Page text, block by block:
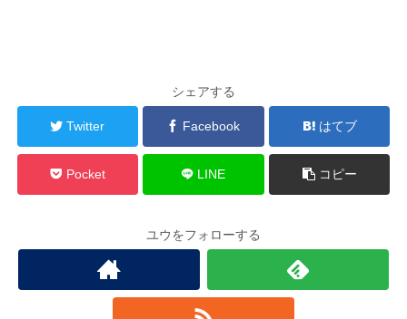
シェアする
Twitter Facebook はてブ
Pocket LINE コピー
ユウをフォローする